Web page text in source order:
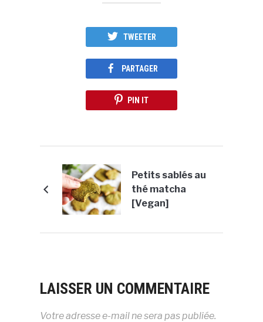
TWEETER
PARTAGER
PIN IT
Petits sablés au
thé matcha
[Vegan]
LAISSER UN COMMENTAIRE
Votre adresse e-mail ne sera pas publiée.